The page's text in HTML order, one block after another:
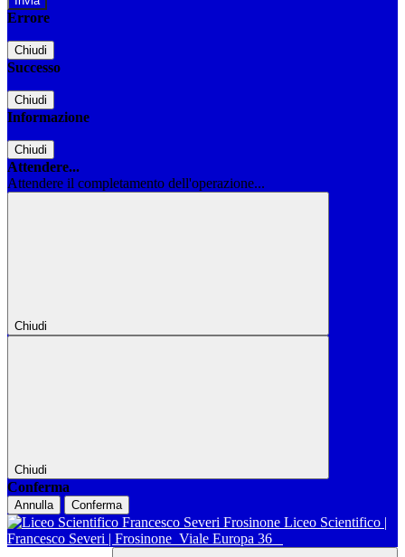
Errore
Chiudi
Successo
Chiudi
Informazione
Chiudi
Attendere...
Attendere il completamento dell'operazione...
Chiudi
Chiudi
Conferma
Annulla Conferma
Liceo Scientifico |
Francesco Severi | Frosinone Viale Europa 36